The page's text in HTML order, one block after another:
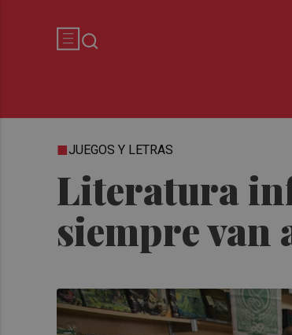
Literatura
siempre van
JUEGOS Y LETRAS